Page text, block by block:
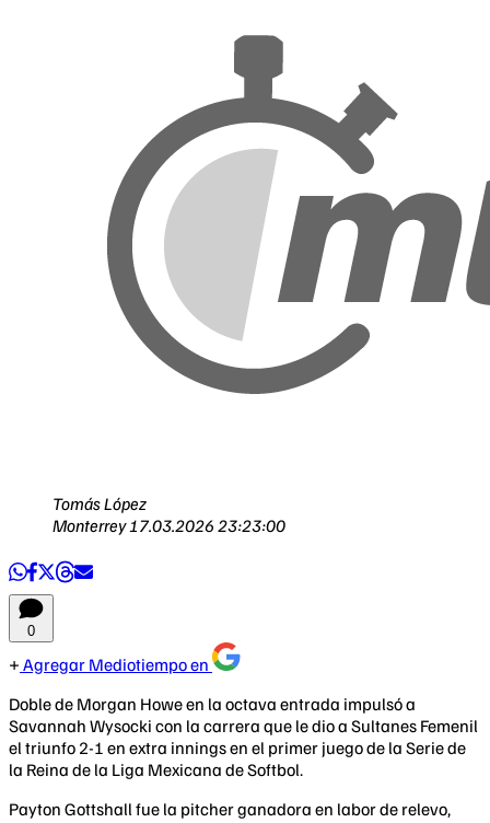
Tomás López
Monterrey17.03.2026 23:23:00
0
Agregar Mediotiempo en
Doble de Morgan Howe en la octava entrada impulsó a
Savannah Wysocki con la carrera que le dio a Sultanes Femenil
el triunfo 2-1 en extra innings en el primer juego de la Serie de
la Reina de la Liga Mexicana de Softbol.
Payton Gottshall fue la pitcher ganadora en labor de relevo,